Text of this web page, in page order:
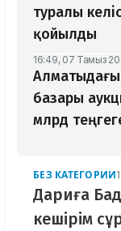
туралы
қойылды
16:49, 07 Тамыз
базары
млрд
БЕЗ КАТЕГОРИИ
Дариға
кешірім